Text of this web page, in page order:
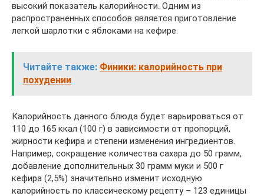
высокий показатель калорийности. Одним из
распространенных способов является приготовление
легкой шарлотки с яблоками на кефире.
Читайте также: Финики: калорийность при
похудении
Калорийность данного блюда будет варьироваться от
110 до 165 ккал (100 г) в зависимости от пропорций,
жирности кефира и степени изменения ингредиентов.
Например, сокращение количества сахара до 50 грамм,
добавление дополнительных 30 грамм муки и 500 г
кефира (2,5%) значительно изменит исходную
калорийность по классическому рецепту – 123 единицы